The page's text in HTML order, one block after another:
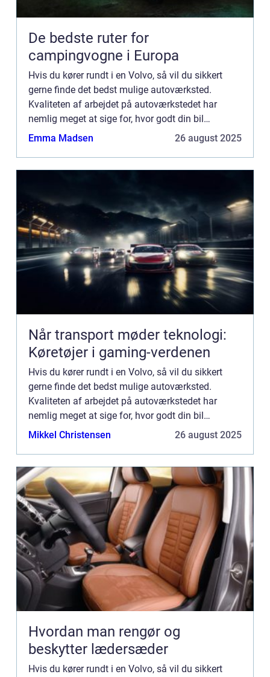
De bedste ruter for
campingvogne i Europa
Hvis du kører rundt i en Volvo, så vil du sikkert
gerne finde det bedst mulige autoværksted.
Kvaliteten af arbejdet på autoværkstedet har
nemlig meget at sige for, hvor godt din bil
serviceres. For at hjælpe dig p...
Emma Madsen 26 august 2025
Når transport møder teknologi:
Køretøjer i gaming-verdenen
Hvis du kører rundt i en Volvo, så vil du sikkert
gerne finde det bedst mulige autoværksted.
Kvaliteten af arbejdet på autoværkstedet har
nemlig meget at sige for, hvor godt din bil
serviceres. For at hjælpe dig p...
Mikkel Christensen 26 august 2025
Hvordan man rengør og
beskytter lædersæder
Hvis du kører rundt i en Volvo, så vil du sikkert